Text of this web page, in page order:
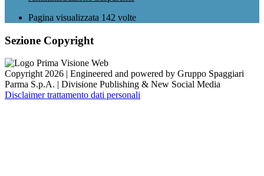
Pagina visualizzata 142 volte
Sezione Copyright
Copyright 2026 | Engineered and powered by Gruppo Spaggiari
Parma S.p.A. | Divisione Publishing & New Social Media
Disclaimer trattamento dati personali